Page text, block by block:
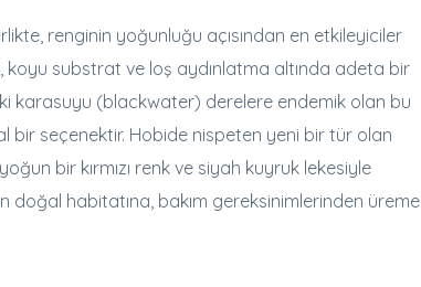
renginin yoğunluğu açısından en etkileyiciler
koyu substrat ve loş aydınlatma altında adeta bir
karasuyu (blackwater) derelere endemik olan bu
bir seçenektir. Hobide nispeten yeni bir tür olan
bir kırmızı renk ve siyah kuyruk lekesiyle
doğal habitatına, bakım gereksinimlerinden üreme